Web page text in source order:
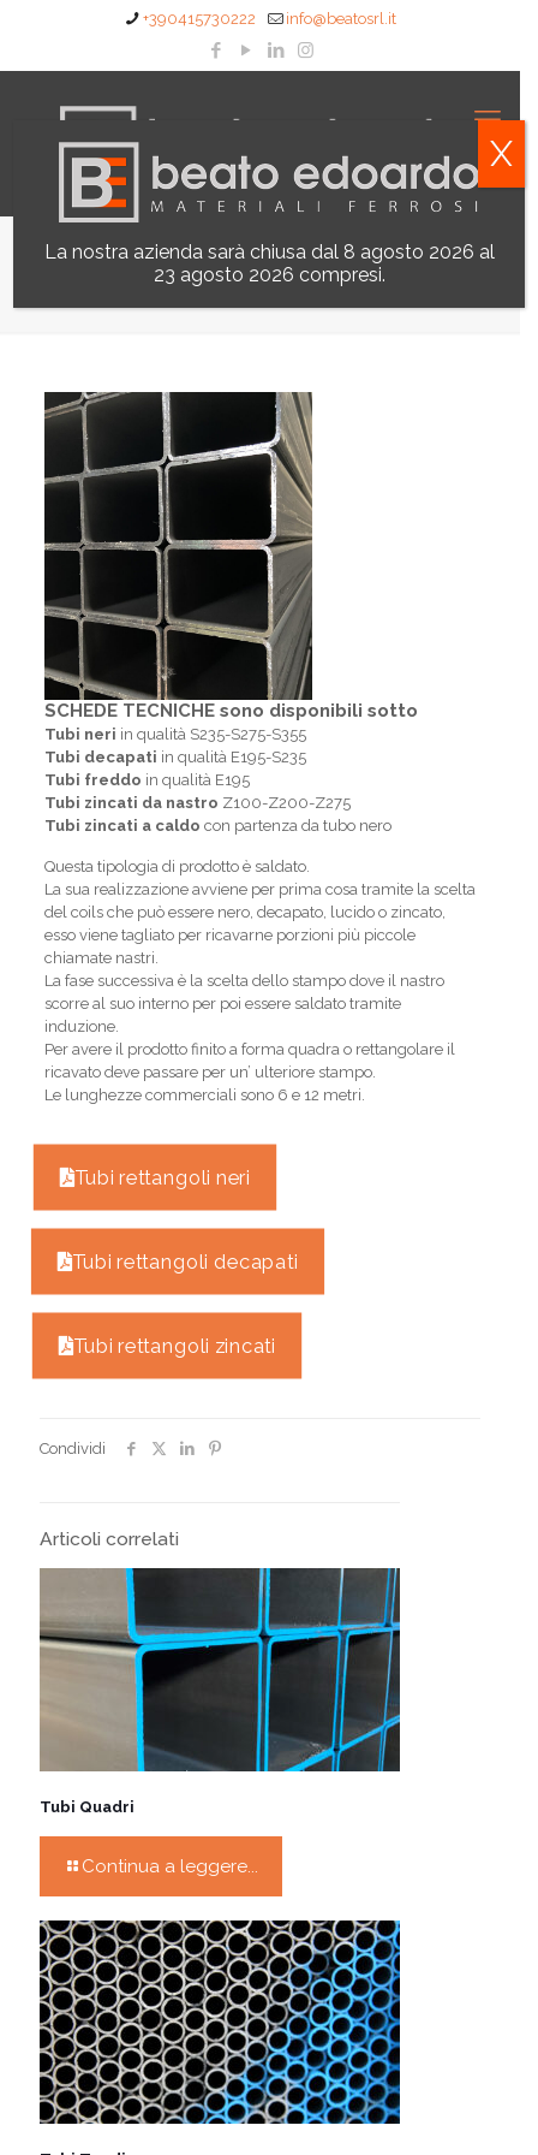
+390415730222 info@beatosrl.it
Tubi Rettangoli
SCHEDE TECNICHEsono disponibili sotto
Tubi neri in qualità S235-S275-S355
Tubi decapati in qualità E195-S235
Tubi freddo in qualità E195
Tubi zincati da nastro Z100-Z200-Z275
Tubi zincati a caldo con partenza da tubo nero
Questa tipologia di prodotto è saldato.
La sua realizzazione avviene per prima cosa tramite la scelta
del coils che può essere nero, decapato, lucido o zincato,
esso viene tagliato per ricavarne porzioni più piccole
chiamate nastri.
La fase successiva è la scelta dello stampo dove il nastro
scorre al suo interno per poi essere saldato tramite
induzione.
Per avere il prodotto finito a forma quadra o rettangolare il
ricavato deve passare per un’ ulteriore stampo.
Le lunghezze commerciali sono 6 e 12 metri.
Tubi rettangoli neri
Tubi rettangoli decapati
Tubi rettangoli zincati
Condividi
Articoli correlati
Tubi Quadri
Continua a leggere...
La nostra azienda sarà chiusa dal 8 agosto 2026 al
23 agosto 2026 compresi.
X